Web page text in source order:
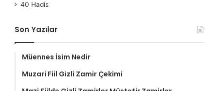
40 Hadis
Son Yazılar
Müennes İsim Nedir
Muzari Fiil Gizli Zamir Çekimi